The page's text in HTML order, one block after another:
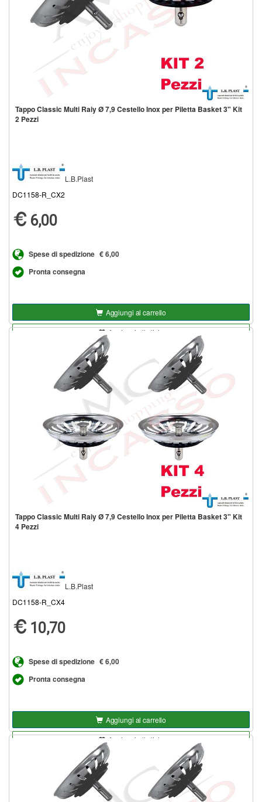
Tappo Classic Multi Raiy Ø 7,9 Cestello Inox per Piletta Basket 3" Kit
2 Pezzi
L.B.Plast
DC1158-R_CX2
6,00
Spese di spedizione € 6,00
Pronta consegna
Aggiungi al carrello
Aggiungi alla lista
Tappo Classic Multi Raiy Ø 7,9 Cestello Inox per Piletta Basket 3" Kit
4 Pezzi
L.B.Plast
DC1158-R_CX4
10,70
Spese di spedizione € 6,00
Pronta consegna
Aggiungi al carrello
Aggiungi alla lista